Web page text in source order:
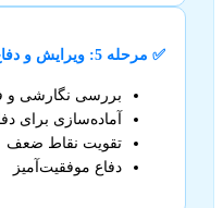
✅ مرحله 5: ویرایش و دفاع
بررسی نگارشی و
آماده‌سازی برای
تقویت نقاط ضعف
دفاع موفقیت‌آمیز